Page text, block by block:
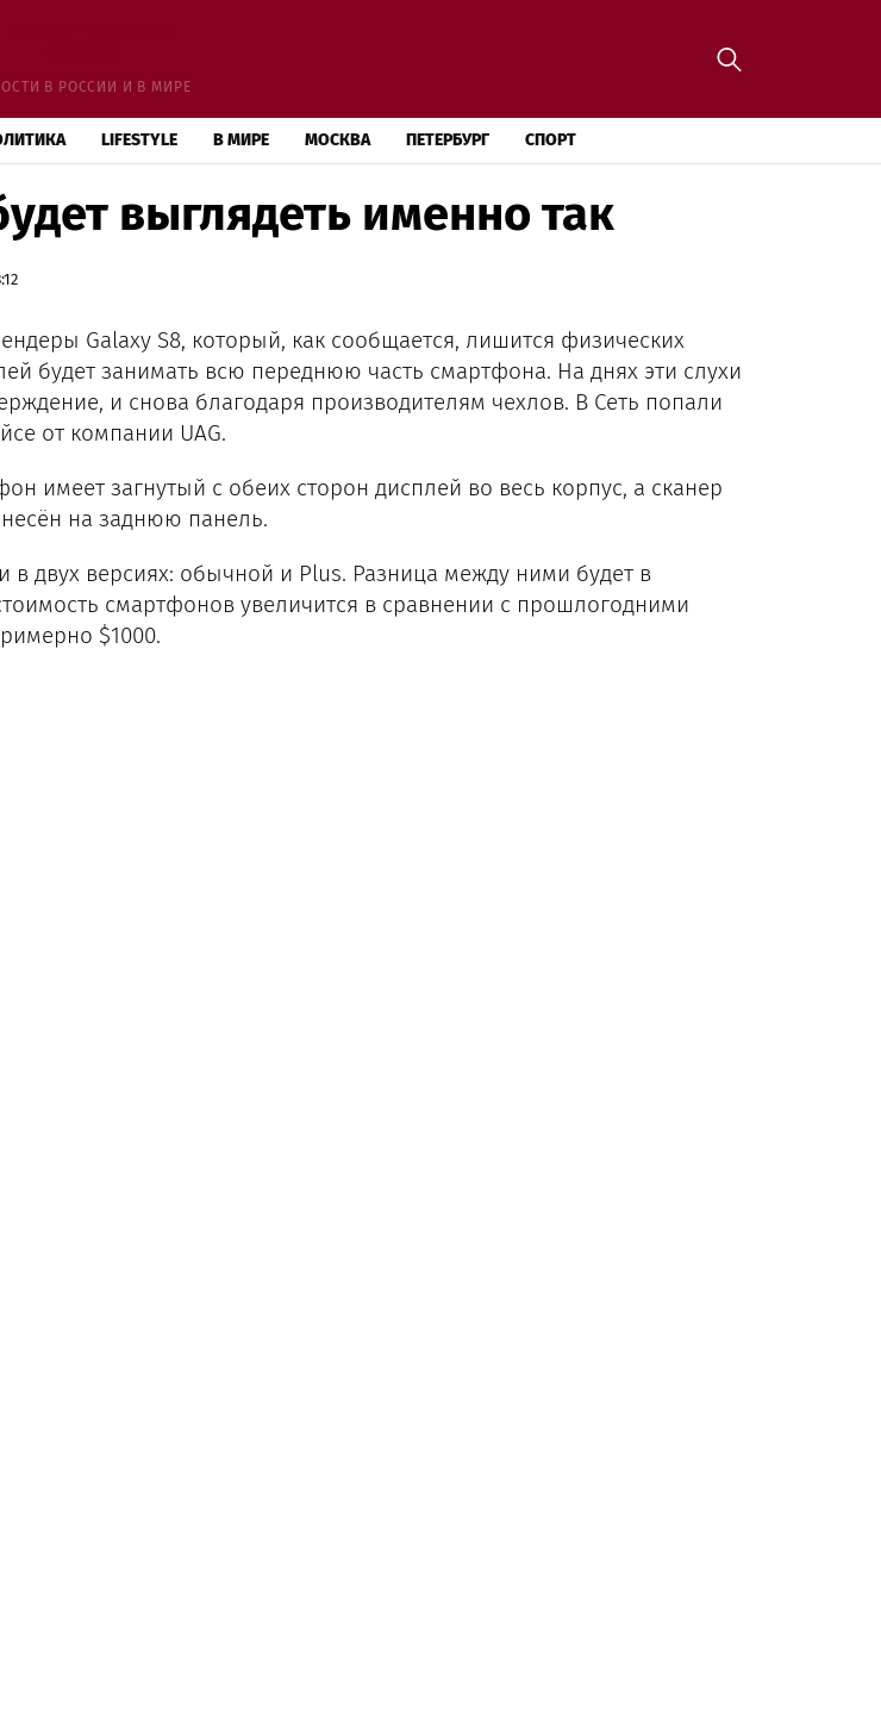
В РОССИИ И В МИРЕ
LIFESTYLE В МИРЕ МОСКВА ПЕТЕРБУРГ СПОРТ
выглядеть именно так
Galaxy S8, который, как сообщается, лишится физических
будет занимать всю переднюю часть смартфона. На днях эти слухи
и снова благодаря производителям чехлов. В Сеть попали
от компании UAG.
имеет загнутый с обеих сторон дисплей во весь корпус, а сканер
на заднюю панель.
в двух версиях: обычной и Plus. Разница между ними будет в
смартфонов увеличится в сравнении с прошлогодними
$1000.